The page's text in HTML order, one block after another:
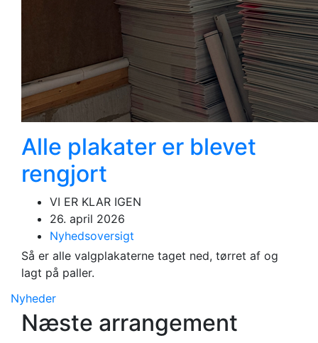
Alle plakater er blevet
rengjort
VI ER KLAR IGEN
26. april 2026
Nyhedsoversigt
Så er alle valgplakaterne taget ned, tørret af og
lagt på paller.
Nyheder
Næste arrangement